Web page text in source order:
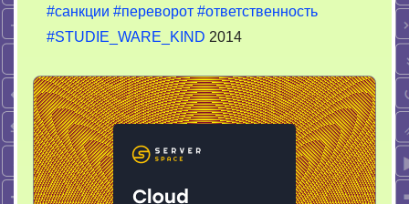
#санкции #переворот #ответственность
#STUDIE_WARE_KIND 2014